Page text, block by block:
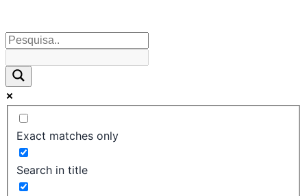
Exact matches only
Search in title